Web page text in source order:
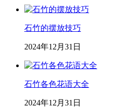
石竹的摆放技巧
2024年12月31日
石竹各色花语大全
2024年12月31日